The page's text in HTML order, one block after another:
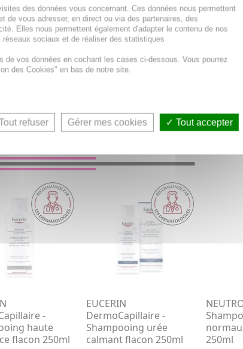
Shampooing pour
-
haute
flacon 250ml
EUCERIN
DermoCapillaire -
Shampooing urée
calmant flacon 250ml
250ml
des données vous concernant. Ces données nous permettent
de vous adresser, en direct ou via des partenaires, des
Elles nous permettent également d'adapter le contenu de nos
sociaux et de réaliser des statistiques
vos données en cochant les cases ci-dessous. Vous pourrez
des Cookies" en bas de notre site.
refuser Gérer mes cookies Tout accepter